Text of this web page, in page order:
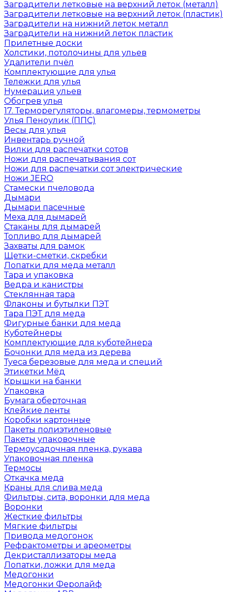
Заградители летковые на верхний леток (металл)
Заградители летковые на верхний леток (пластик)
Заградители на нижний леток металл
Заградители на нижний леток пластик
Прилетные доски
Холстики, потолочины для ульев
Удалители пчёл
Комплектующие для улья
Тележки для улья
Нумерация ульев
Обогрев улья
17. Терморегуляторы, влагомеры, термометры
Улья Пеноулик (ППС)
Весы для улья
Инвентарь ручной
Вилки для распечатки сотов
Ножи для распечатывания сот
Ножи для распечатки сот электрические
Ножи JERO
Стамески пчеловода
Дымари
Дымари пасечные
Меха для дымарей
Стаканы для дымарей
Топливо для дымарей
Захваты для рамок
Щетки-сметки, скребки
Лопатки для меда металл
Тара и упаковка
Ведра и канистры
Стеклянная тара
Флаконы и бутылки ПЭТ
Тара ПЭТ для меда
Фигурные банки для меда
Куботейнеры
Комплектующие для куботейнера
Бочонки для меда из дерева
Туеса березовые для меда и специй
Этикетки Мёд
Крышки на банки
Упаковка
Бумага оберточная
Клейкие ленты
Коробки картонные
Пакеты полиэтиленовые
Пакеты упаковочные
Термоусадочная пленка, рукава
Упаковочная пленка
Термосы
Откачка меда
Краны для слива меда
Фильтры, сита, воронки для меда
Воронки
Жесткие фильтры
Мягкие фильтры
Привода медогонок
Рефрактометры и ареометры
Декристаллизаторы меда
Лопатки, ложки для меда
Медогонки
Медогонки Феролайф